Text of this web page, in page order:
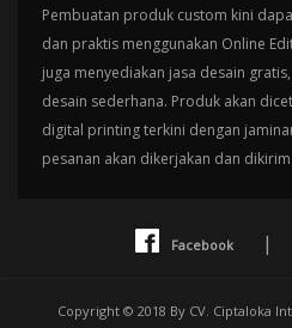
Pembuatan produk custom kini
dan praktis menggunakan Online
juga menyediakan jasa desain
desain sederhana. Produk akan
digital printing terkini dengan
pesanan akan dikerjakan dan
Facebook |
Copyright © 2018 By CV. Ciptaloka